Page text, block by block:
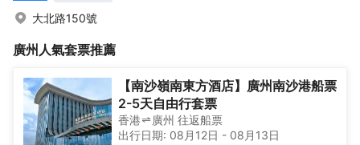
大北路150號
廣州 人氣套票推薦
【南沙嶺南東方酒店】廣州南沙港船票
2-5天自由行套票
香港 廣州 往返船票
出行日期: 08月12日 - 08月13日